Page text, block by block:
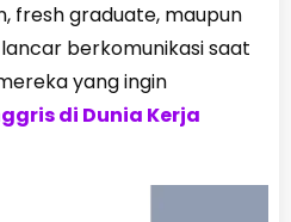
fresh graduate, maupun
berkomunikasi saat
yang ingin
di Dunia Kerja